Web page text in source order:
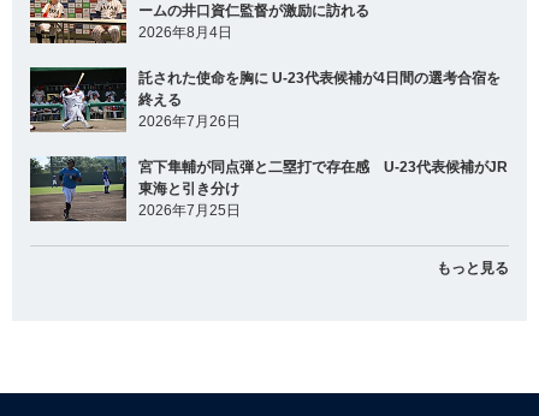
ームの井口資仁監督が激励に訪れる
2026年8月4日
託された使命を胸に U-23代表候補が4日間の選考合宿を
終える
2026年7月26日
宮下隼輔が同点弾と二塁打で存在感 U-23代表候補がJR
東海と引き分け
2026年7月25日
もっと見る